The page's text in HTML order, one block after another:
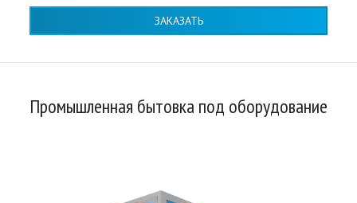
ЗАКАЗАТЬ
Промышленная бытовка под оборудование